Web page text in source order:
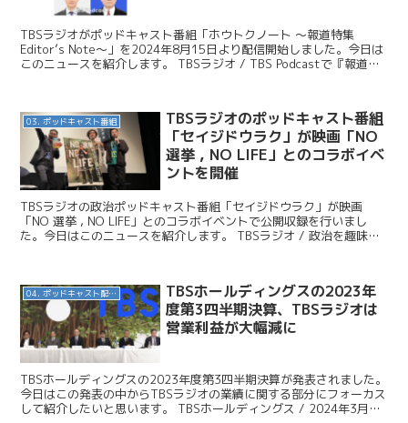
TBSラジオがポッドキャスト番組「ホウトクノート ～報道特集
Editor’s Note～」を2024年8月15日より配信開始しました。今日は
このニュースを紹介します。 TBSラジオ / TBS Podcastで『報道特
03. ポッドキャスト番組
TBSラジオのポッドキャスト番組
「セイジドウラク」が映画「NO
選挙 , NO LIFE」とのコラボイベ
ントを開催
TBSラジオの政治ポッドキャスト番組「セイジドウラク」が映画
「NO 選挙 , NO LIFE」とのコラボイベントで公開収録を行いまし
た。今日はこのニュースを紹介します。 TBSラジオ / 政治を趣味の
04. ポッドキャスト配信・制作等
TBSホールディングスの2023年
度第3四半期決算、TBSラジオは
営業利益が大幅減に
TBSホールディングスの2023年度第3四半期決算が発表されました。
今日はこの発表の中からTBSラジオの業績に関する部分にフォーカス
して紹介したいと思います。 TBSホールディングス / 2024年3月期